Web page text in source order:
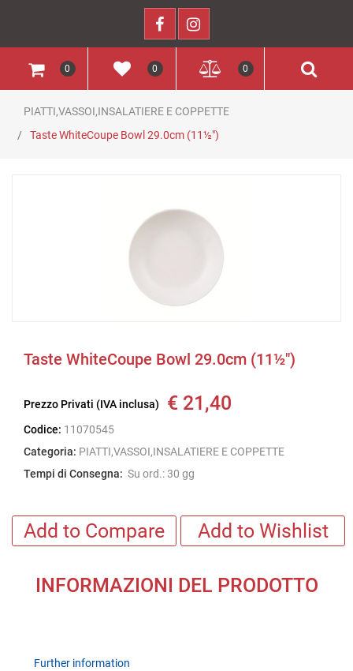
0 0 0
PIATTI,VASSOI,INSALATIERE E COPPETTE
Taste WhiteCoupe Bowl 29.0cm (11½")
Taste WhiteCoupe Bowl 29.0cm (11½")
Prezzo Privati (IVA inclusa) € 21,40
Codice: 11070545
Categoria: PIATTI,VASSOI,INSALATIERE E COPPETTE
Tempi di Consegna: Su ord.: 30 gg
Add to Compare Add to Wishlist
INFORMAZIONI DEL PRODOTTO
Further information
Further information